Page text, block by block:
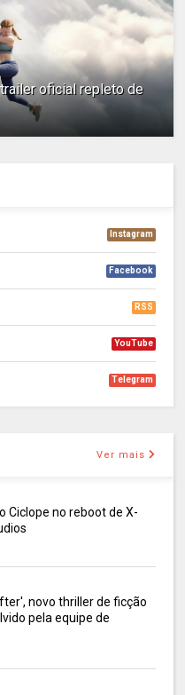
oficial repleto de
Instagram
Facebook
RSS
YouTube
Telegram
Ver mais
Ciclope no reboot de X-
novo thriller de ficção
pela equipe de